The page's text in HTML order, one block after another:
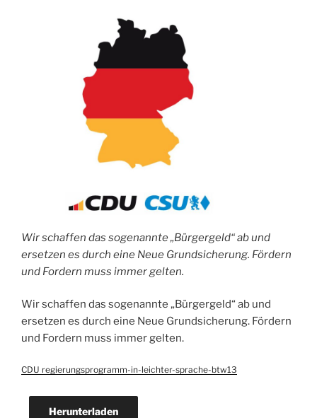
Wir schaffen das sogenannte „Bürgergeld“ ab und
ersetzen es durch eine Neue Grundsicherung. Fördern
und Fordern muss immer gelten.
Wir schaffen das sogenannte „Bürgergeld“ ab und
ersetzen es durch eine Neue Grundsicherung. Fördern
und Fordern muss immer gelten.
CDU regierungsprogramm-in-leichter-sprache-btw13
Herunterladen